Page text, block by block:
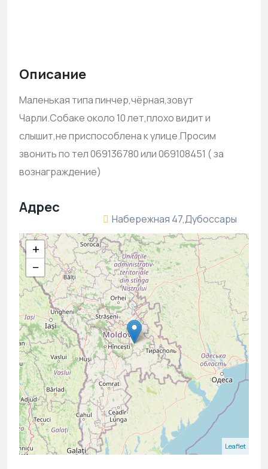
Описание
Маленькая типа пинчер,чёрная,зовут
Чарли.Собаке около 10 лет,плохо видит и
слышит,не приспособлена к улице.Просим
звонить по тел 069136780 или 069108451 ( за
вознаграждение)
Адрес
Набережная 47,Дубоссары
+
−
Leaflet